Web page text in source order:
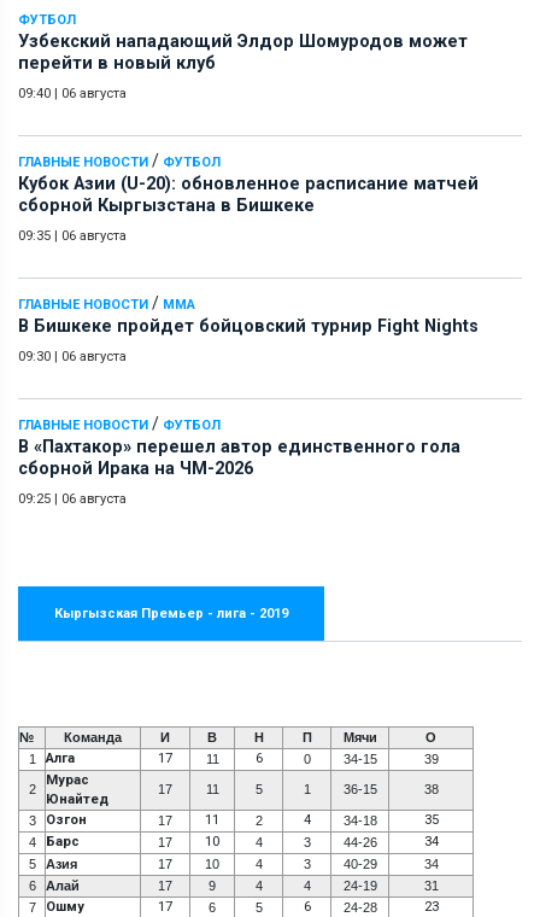
ФУТБОЛ
Узбекский нападающий Элдор Шомуродов может
перейти в новый клуб
09:40 | 06 августа
ГЛАВНЫЕ НОВОСТИ / ФУТБОЛ
Кубок Азии (U-20): обновленное расписание матчей
сборной Кыргызстана в Бишкеке
09:35 | 06 августа
ГЛАВНЫЕ НОВОСТИ / ММА
В Бишкеке пройдет бойцовский турнир Fight Nights
09:30 | 06 августа
ГЛАВНЫЕ НОВОСТИ / ФУТБОЛ
В «Пахтакор» перешел автор единственного гола
сборной Ирака на ЧМ-2026
09:25 | 06 августа
Кыргызская Премьер - лига - 2019
№ Команда И В Н П Мячи
О
1
Алга 17 11 6 0 34-15 39
2
Мурас
Юнайтед
17 11 5 1 36-15 38
3 Озгон 17 11 2 4 34-18 35
4 Барс 17 10 4 3 44-26 34
5 Азия 17 10 4 3 40-29
34
6
Алай 17 9 4 4 24-19
31
7
Ошму 17 6 5 6 24-28 23